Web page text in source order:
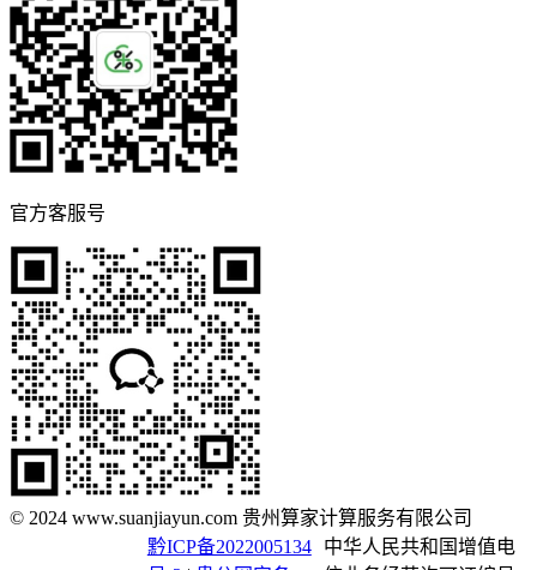
官方客服号
© 2024 www.suanjiayun.com 贵州算家计算服务有限公司
黔ICP备2022005134
中华人民共和国增值电